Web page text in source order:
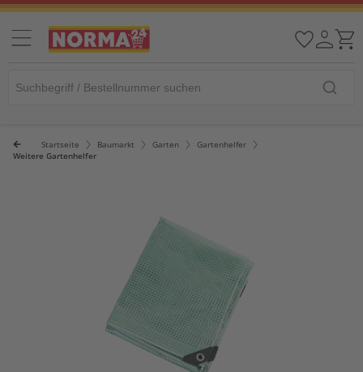
Startseite Baumarkt Garten
Gartenhelfer
Weitere Gartenhelfer